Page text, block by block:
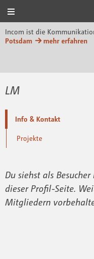
Incom ist die
Potsdam
mehr erfahren
LM
Info & Kontakt
Projekte
Du siehst als
dieser Profil-Seite.
Mitgliedern